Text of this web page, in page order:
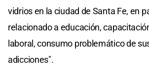
vidrios en la ciudad de Santa Fe, en
relacionado a educación,
laboral, consumo problemático de
adicciones".